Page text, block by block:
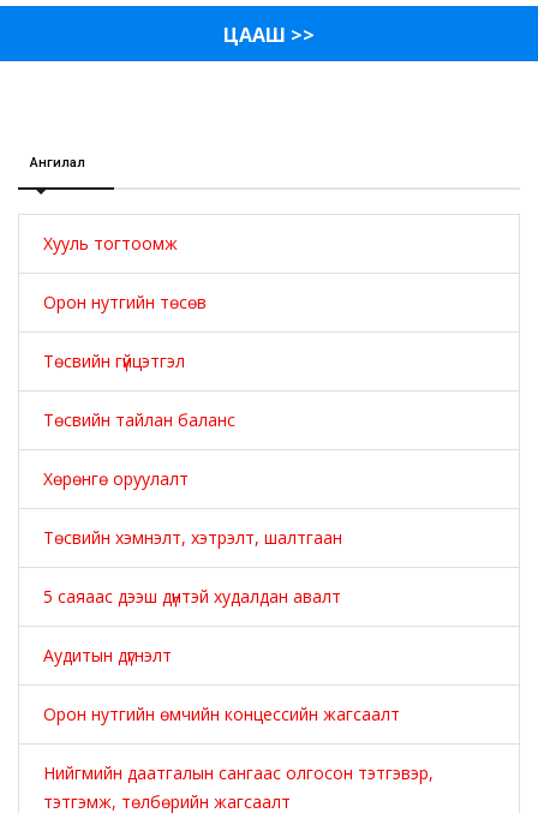
ЦААШ >>
Ангилал
Хууль тогтоомж
Орон нутгийн төсөв
Төсвийн гүйцэтгэл
Төсвийн тайлан баланс
Хөрөнгө оруулалт
Төсвийн хэмнэлт, хэтрэлт, шалтгаан
5 саяаас дээш дүнтэй худалдан авалт
Аудитын дүгнэлт
Орон нутгийн өмчийн концессийн жагсаалт
Нийгмийн даатгалын сангаас олгосон тэтгэвэр,
тэтгэмж, төлбөрийн жагсаалт